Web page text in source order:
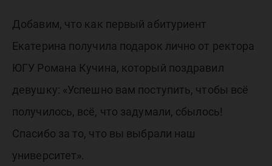
Добавим, что как первый абитуриент
Екатерина получила подарок лично от ректора
ЮГУ Романа Кучина, который поздравил
девушку: «Успешно вам поступить, чтобы всё
получилось, всё, что задумали, сбылось!
Спасибо за то, что вы выбрали наш
университет».